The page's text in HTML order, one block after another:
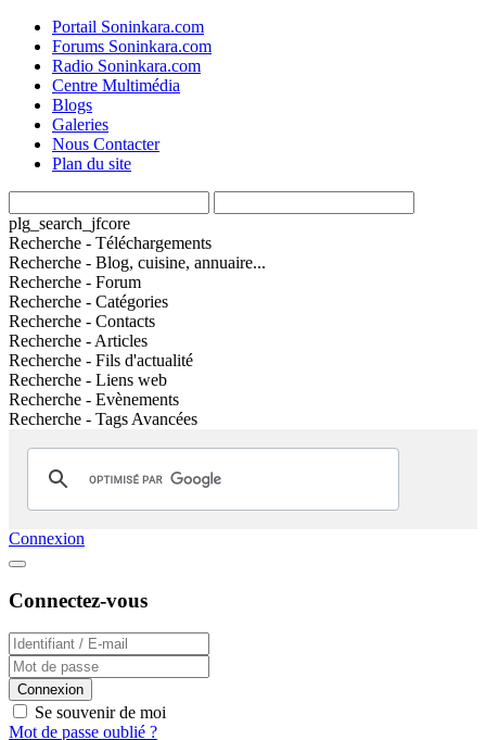
Portail Soninkara.com
Forums Soninkara.com
Radio Soninkara.com
Centre Multimédia
Blogs
Galeries
Nous Contacter
Plan du site
plg_search_jfcore
Recherche - Téléchargements
Recherche - Blog, cuisine, annuaire...
Recherche - Forum
Recherche - Catégories
Recherche - Contacts
Recherche - Articles
Recherche - Fils d'actualité
Recherche - Liens web
Recherche - Evènements
Recherche - Tags Avancées
Connexion
Connectez-vous
Connexion
Se souvenir de moi
Mot de passe oublié ?